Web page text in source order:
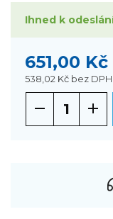
Ihned k
651,00 Kč
538,02 Kč bez DPH